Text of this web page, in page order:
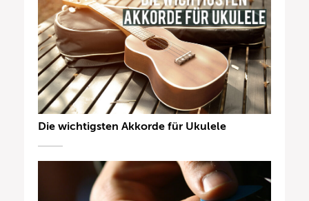
Die wichtigsten Akkorde für Ukulele